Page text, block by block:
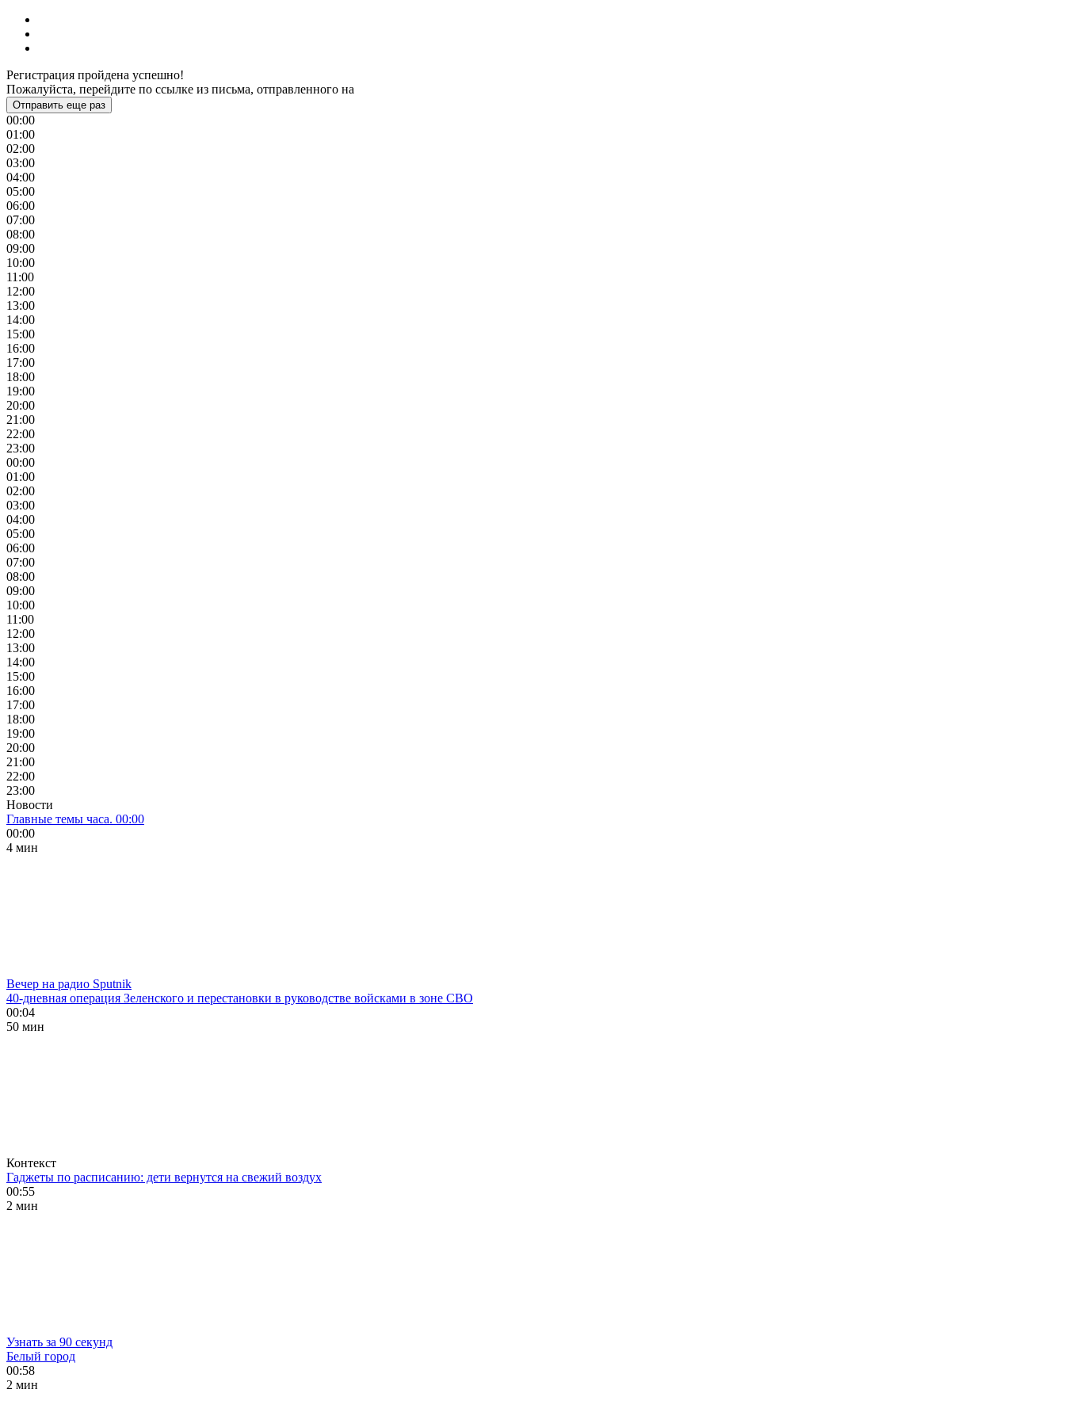
Регистрация пройдена успешно!
Пожалуйста, перейдите по ссылке из письма, отправленного на
Отправить еще раз
00:00
01:00
02:00
03:00
04:00
05:00
06:00
07:00
08:00
09:00
10:00
11:00
12:00
13:00
14:00
15:00
16:00
17:00
18:00
19:00
20:00
21:00
22:00
23:00
00:00
01:00
02:00
03:00
04:00
05:00
06:00
07:00
08:00
09:00
10:00
11:00
12:00
13:00
14:00
15:00
16:00
17:00
18:00
19:00
20:00
21:00
22:00
23:00
Новости
Главные темы часа. 00:00
00:00
4 мин
Вечер на радио Sputnik
40-дневная операция Зеленского и перестановки в руководстве войсками в зоне СВО
00:04
50 мин
Контекст
Гаджеты по расписанию: дети вернутся на свежий воздух
00:55
2 мин
Узнать за 90 секунд
Белый город
00:58
2 мин